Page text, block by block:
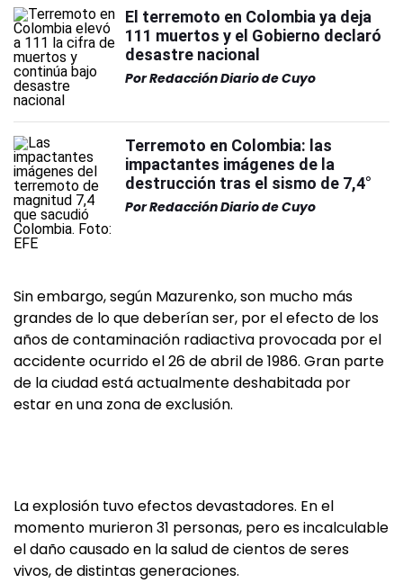
El terremoto en Colombia ya deja
111 muertos y el Gobierno declaró
desastre nacional
PorRedacción Diario de Cuyo
Terremoto en Colombia: las
impactantes imágenes de la
destrucción tras el sismo de 7,4°
PorRedacción Diario de Cuyo
Sin embargo, según Mazurenko, son mucho más
grandes de lo que deberían ser, por el efecto de los
años de contaminación radiactiva provocada por el
accidente ocurrido el 26 de abril de 1986. Gran parte
de la ciudad está actualmente deshabitada por
estar en una zona de exclusión.
La explosión tuvo efectos devastadores. En el
momento murieron 31 personas, pero es incalculable
el daño causado en la salud de cientos de seres
vivos, de distintas generaciones.